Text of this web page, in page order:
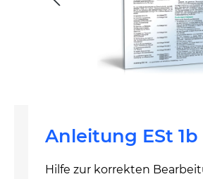
Anleitung ESt 1b
Hilfe zur korrekten